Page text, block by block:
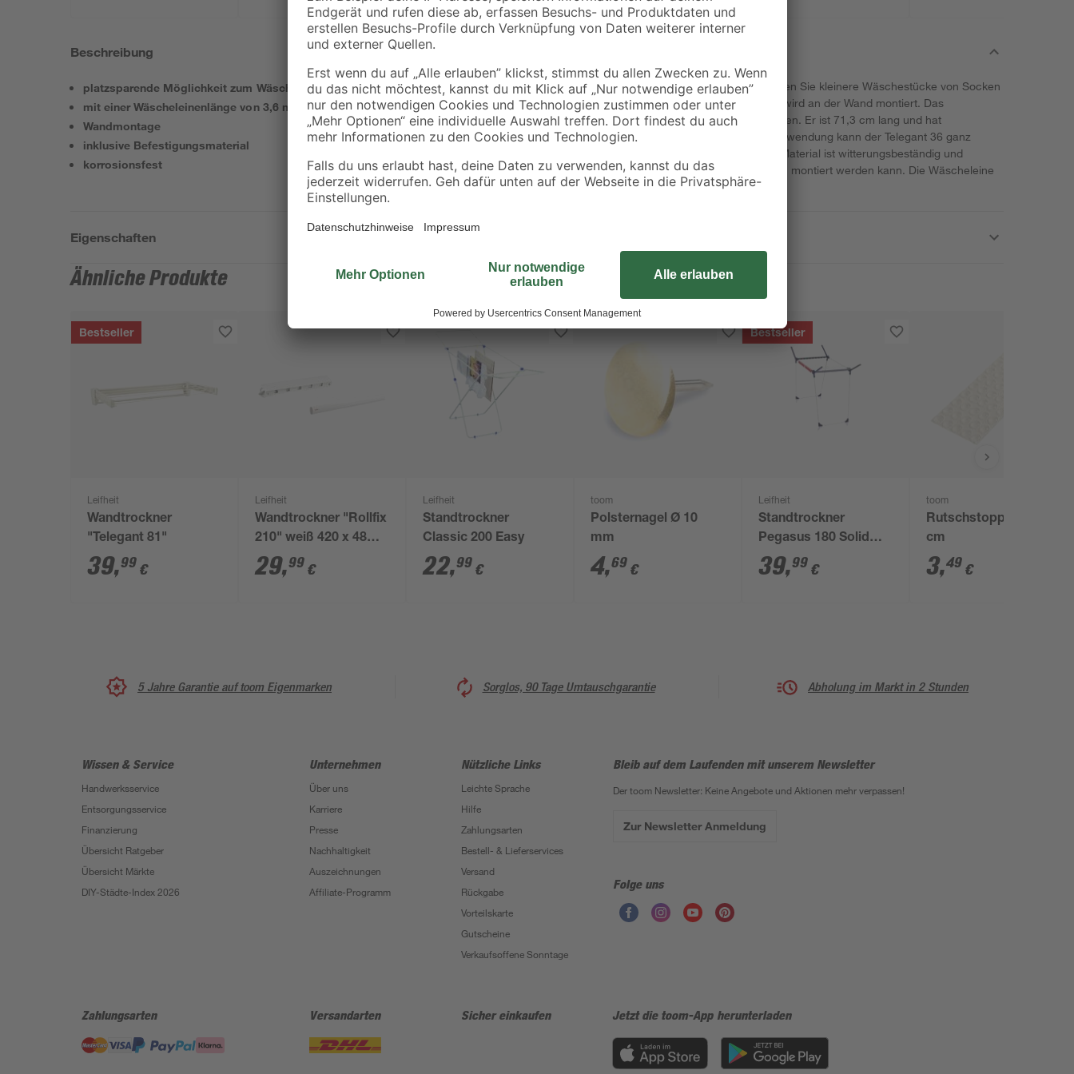
Beschreibung
platzsparende Möglichkeit zum Wäschetrocknen
mit einer Wäscheleinenlänge von 3,6 m
Wandmontage
inklusive Befestigungsmaterial
korrosionsfest
Am praktischen Wandtrockner Telegant 36 können Sie kleinere Wäschestücke von Socken
bis hin zu T-Shirts zum Trocknen aufhängen. Er wird an der Wand montiert. Das
Befestigungsmaterial ist im Lieferumfang enthalten. Er ist 71,3 cm lang und hat
ausgeklappt eine Breite von 37 cm. Bei Nichtverwendung kann der Telegant 36 ganz
einfach flach zusammengeklappt werden. Das Material ist witterungsbeständig und
korrosionsfest, sodass es auch im Außenbereich montiert werden kann. Die Wäscheleine
hat eine Länge von 3,6 m.
Eigenschaften
Ähnliche Produkte
Bestseller
Leifheit
Wandtrockner
"Telegant 81"
39,99 €
Leifheit
Wandtrockner "Rollfix
210" weiß 420 x 48
cm
29,99 €
Leifheit
Standtrockner
Classic 200 Easy
22,99 €
toom
Polsternagel Ø 10
mm
4,69 €
Bestseller
Leifheit
Standtrockner
Pegasus 180 Solid
157 x 87 x 66 cm
39,99 €
toom
Rutschstopper Ø 0,8
cm
3,49 €
5 Jahre Garantie auf toom Eigenmarken Sorglos, 90 Tage Umtauschgarantie Abholung im Markt in 2 Stunden
Wissen & Service
Handwerksservice
Entsorgungsservice
Finanzierung
Übersicht Ratgeber
Übersicht Märkte
DIY-Städte-Index 2026
Unternehmen
Über uns
Karriere
Presse
Nachhaltigkeit
Auszeichnungen
Affiliate-Programm
Nützliche Links
Leichte Sprache
Hilfe
Zahlungsarten
Bestell- & Lieferservices
Versand
Rückgabe
Vorteilskarte
Gutscheine
Verkaufsoffene Sonntage
Bleib auf dem Laufenden mit unserem Newsletter
Der toom Newsletter: Keine Angebote und Aktionen mehr verpassen!
Zur Newsletter Anmeldung
Folge uns
Zahlungsarten Versandarten Sicher einkaufen Jetzt die toom-App herunterladen